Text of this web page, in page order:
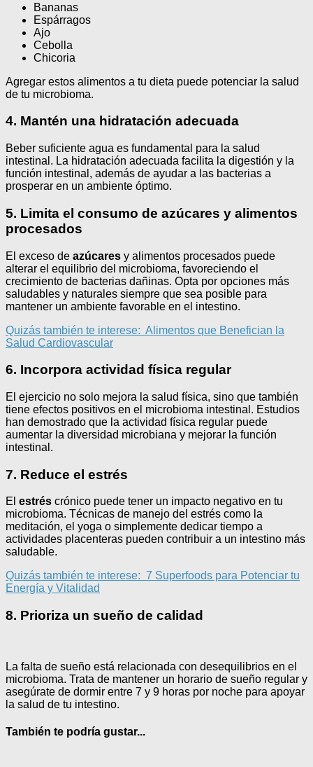
Bananas
Espárragos
Ajo
Cebolla
Chicoria
Agregar estos alimentos a tu dieta puede potenciar la salud
de tu microbioma.
4. Mantén una hidratación adecuada
Beber suficiente agua es fundamental para la salud
intestinal. La hidratación adecuada facilita la digestión y la
función intestinal, además de ayudar a las bacterias a
prosperar en un ambiente óptimo.
5. Limita el consumo de azúcares y alimentos
procesados
El exceso de azúcares y alimentos procesados puede
alterar el equilibrio del microbioma, favoreciendo el
crecimiento de bacterias dañinas. Opta por opciones más
saludables y naturales siempre que sea posible para
mantener un ambiente favorable en el intestino.
Quizás también te interese: Alimentos que Benefician la
Salud Cardiovascular
6. Incorpora actividad física regular
El ejercicio no solo mejora la salud física, sino que también
tiene efectos positivos en el microbioma intestinal. Estudios
han demostrado que la actividad física regular puede
aumentar la diversidad microbiana y mejorar la función
intestinal.
7. Reduce el estrés
El estrés crónico puede tener un impacto negativo en tu
microbioma. Técnicas de manejo del estrés como la
meditación, el yoga o simplemente dedicar tiempo a
actividades placenteras pueden contribuir a un intestino más
saludable.
Quizás también te interese: 7 Superfoods para Potenciar tu
Energía y Vitalidad
8. Prioriza un sueño de calidad
La falta de sueño está relacionada con desequilibrios en el
microbioma. Trata de mantener un horario de sueño regular y
asegúrate de dormir entre 7 y 9 horas por noche para apoyar
la salud de tu intestino.
También te podría gustar...